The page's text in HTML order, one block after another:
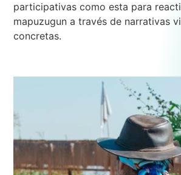
participativas como esta para
mapuzugun a través de narrativas
concretas.